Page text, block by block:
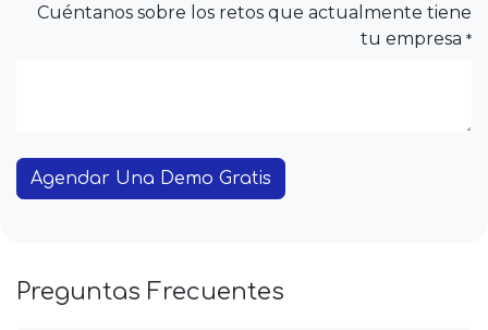
Cuéntanos sobre los retos que actualmente tiene
tu empresa *
Agendar Una Demo Gratis
Preguntas Frecuentes